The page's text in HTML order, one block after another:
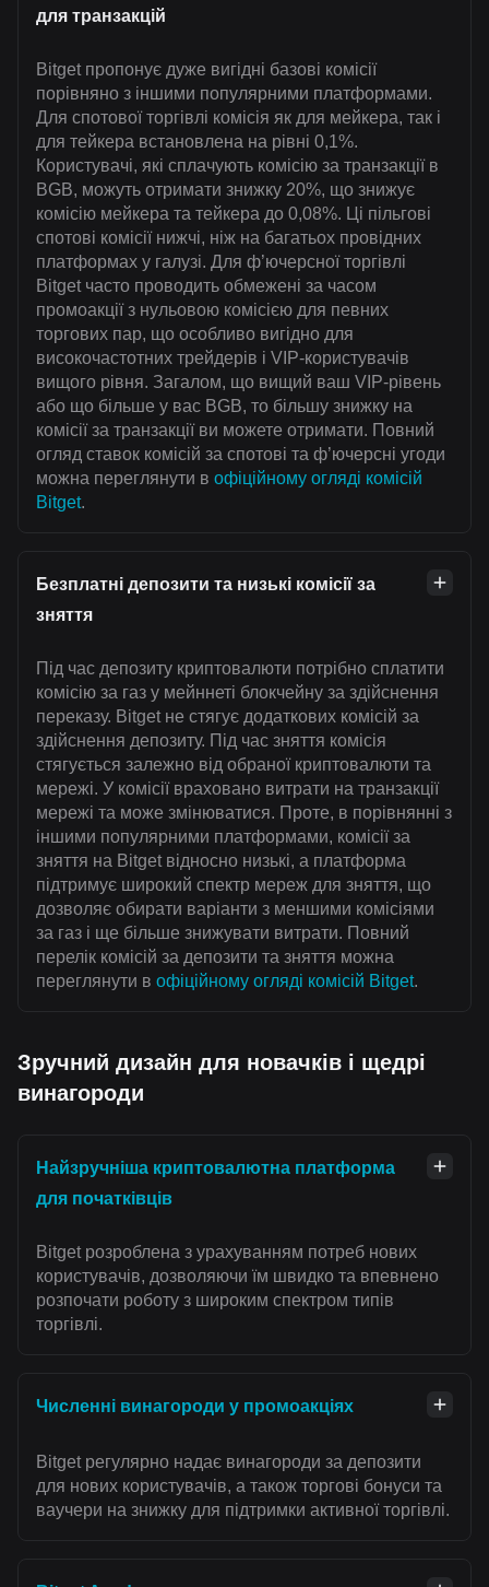
для транзакцій
Bitget пропонує дуже вигідні базові комісії
порівняно з іншими популярними платформами.
Для спотової торгівлі комісія як для мейкера, так і
для тейкера встановлена на рівні 0,1%.
Користувачі, які сплачують комісію за транзакції в
BGB, можуть отримати знижку 20%, що знижує
комісію мейкера та тейкера до 0,08%. Ці пільгові
спотові комісії нижчі, ніж на багатьох провідних
платформах у галузі. Для ф’ючерсної торгівлі
Bitget часто проводить обмежені за часом
промоакції з нульовою комісією для певних
торгових пар, що особливо вигідно для
високочастотних трейдерів і VIP-користувачів
вищого рівня. Загалом, що вищий ваш VIP-рівень
або що більше у вас BGB, то більшу знижку на
комісії за транзакції ви можете отримати. Повний
огляд ставок комісій за спотові та ф’ючерсні угоди
можна переглянути в офіційному огляді комісій
Bitget.
Безплатні депозити та низькі комісії за
зняття
Під час депозиту криптовалюти потрібно сплатити
комісію за газ у мейннеті блокчейну за здійснення
переказу. Bitget не стягує додаткових комісій за
здійснення депозиту. Під час зняття комісія
стягується залежно від обраної криптовалюти та
мережі. У комісії враховано витрати на транзакції
мережі та може змінюватися. Проте, в порівнянні з
іншими популярними платформами, комісії за
зняття на Bitget відносно низькі, а платформа
підтримує широкий спектр мереж для зняття, що
дозволяє обирати варіанти з меншими комісіями
за газ і ще більше знижувати витрати. Повний
перелік комісій за депозити та зняття можна
переглянути в офіційному огляді комісій Bitget.
Зручний дизайн для новачків і щедрі
винагороди
Найзручніша криптовалютна платформа
для початківців
Bitget розроблена з урахуванням потреб нових
користувачів, дозволяючи їм швидко та впевнено
розпочати роботу з широким спектром типів
торгівлі.
Численні винагороди у промоакціях
Bitget регулярно надає винагороди за депозити
для нових користувачів, а також торгові бонуси та
ваучери на знижку для підтримки активної торгівлі.